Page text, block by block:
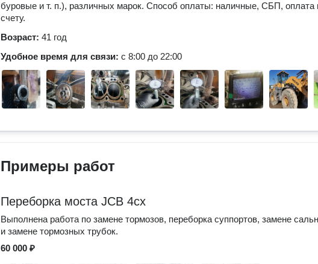
буровые и т. п.), различных марок. Способ оплаты: наличные, СБП, оплата
счету.
Возраст: 41 год
Удобное время для связи: с 8:00 до 22:00
Примеры работ
Переборка моста JCB 4cx
Выполнена работа по замене тормозов, переборка суппортов, замене
и замене тормозных трубок.
60 000 ₽